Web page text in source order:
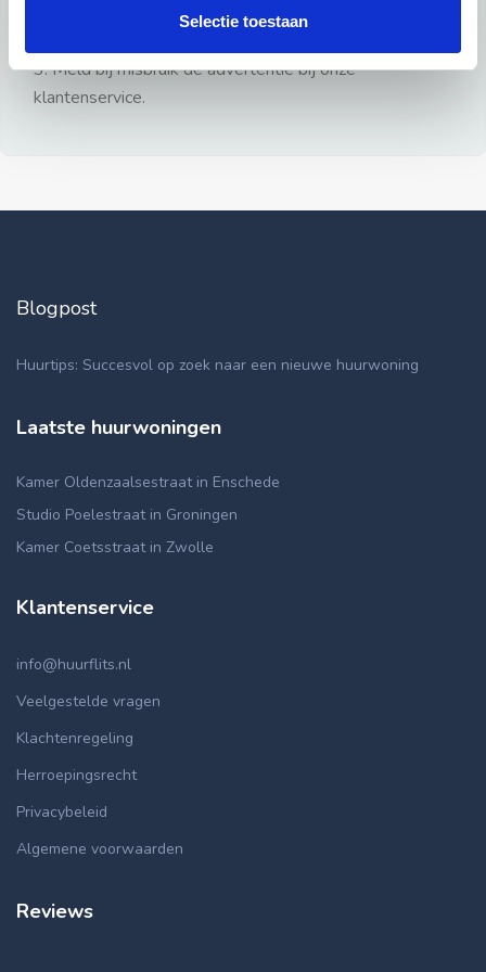
Selectie toestaan
3: Meld bij misbruik de advertentie bij onze
klantenservice.
Blogpost
Huurtips: Succesvol op zoek naar een nieuwe huurwoning
Laatste huurwoningen
Kamer Oldenzaalsestraat in Enschede
Studio Poelestraat in Groningen
Kamer Coetsstraat in Zwolle
Klantenservice
info@huurflits.nl
Veelgestelde vragen
Klachtenregeling
Herroepingsrecht
Privacybeleid
Algemene voorwaarden
Reviews